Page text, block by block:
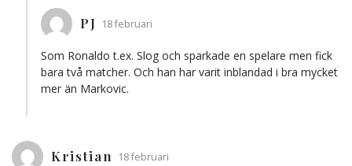
PJ 18 februari
Som Ronaldo t.ex. Slog och sparkade en spelare men fick
bara två matcher. Och han har varit inblandad i bra mycket
mer än Markovic.
Kristian 18 februari